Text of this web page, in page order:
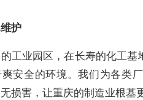
护
工业园区，在长寿的化工
安全的环境。我们为各类
损害，让重庆的制造业根基